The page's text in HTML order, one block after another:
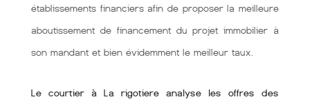
établissements financiers afin de proposer la meilleure
aboutissement de financement du projet immobilier à
son mandant et bien évidemment le meilleur taux.
Le courtier à La rigotiere analyse les offres des